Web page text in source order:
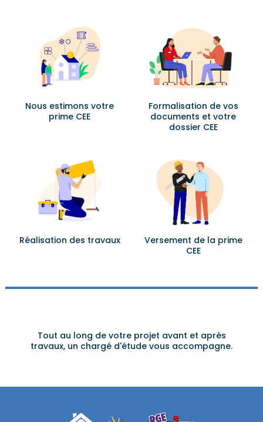
Nous estimons votre
prime CEE
Formalisation de vos
documents et votre
dossier CEE
Réalisation des travaux
Versement de la prime
CEE
Tout au long de votre projet avant et après
travaux, un chargé d'étude vous accompagne.